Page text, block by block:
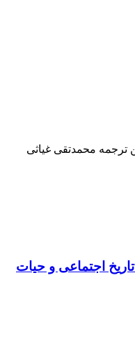
ترجمه محمدتقی غیاثی
اجتماعی و حیات